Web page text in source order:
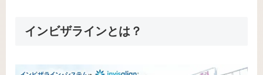
インビザラインとは？